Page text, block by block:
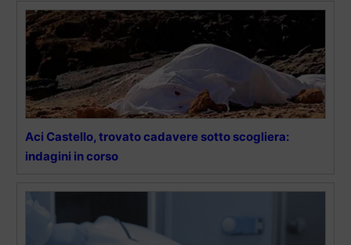
Aci Castello, trovato cadavere sotto scogliera:
indagini in corso